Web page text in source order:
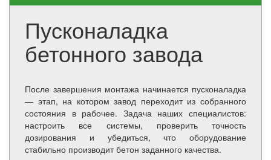
Пусконаладка
бетонного завода
После завершения монтажа начинается пусконаладка
— этап, на котором завод переходит из собранного
состояния в рабочее. Задача наших специалистов:
настроить все системы, проверить точность
дозирования и убедиться, что оборудование
стабильно производит бетон заданного качества.